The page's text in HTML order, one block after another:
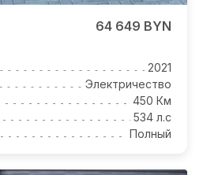
64 649 BYN
2021
Электричество
450 Км
534 л.с
Полный